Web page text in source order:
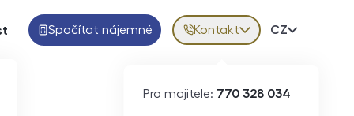
Spočítat nájemné Kontakt
Pro majitele: 770 328 034
Volba
CZ